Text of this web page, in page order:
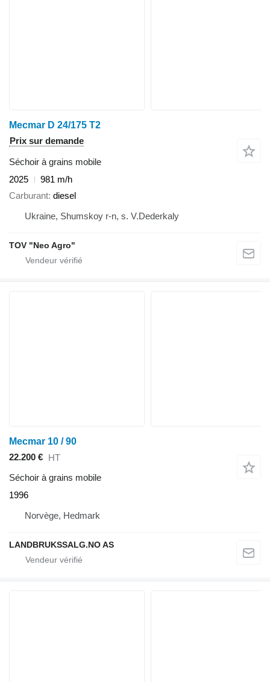
Mecmar D 24/175 T2
Prix sur demande
Séchoir à grains mobile
2025
981 m/h
Carburant diesel
Ukraine, Shumskoy r-n, s. V.Dederkaly
TOV "Neo Agro"
Mecmar 10 / 90
22.200 €
HT
Séchoir à grains mobile
1996
Norvège, Hedmark
LANDBRUKSSALG.NO AS